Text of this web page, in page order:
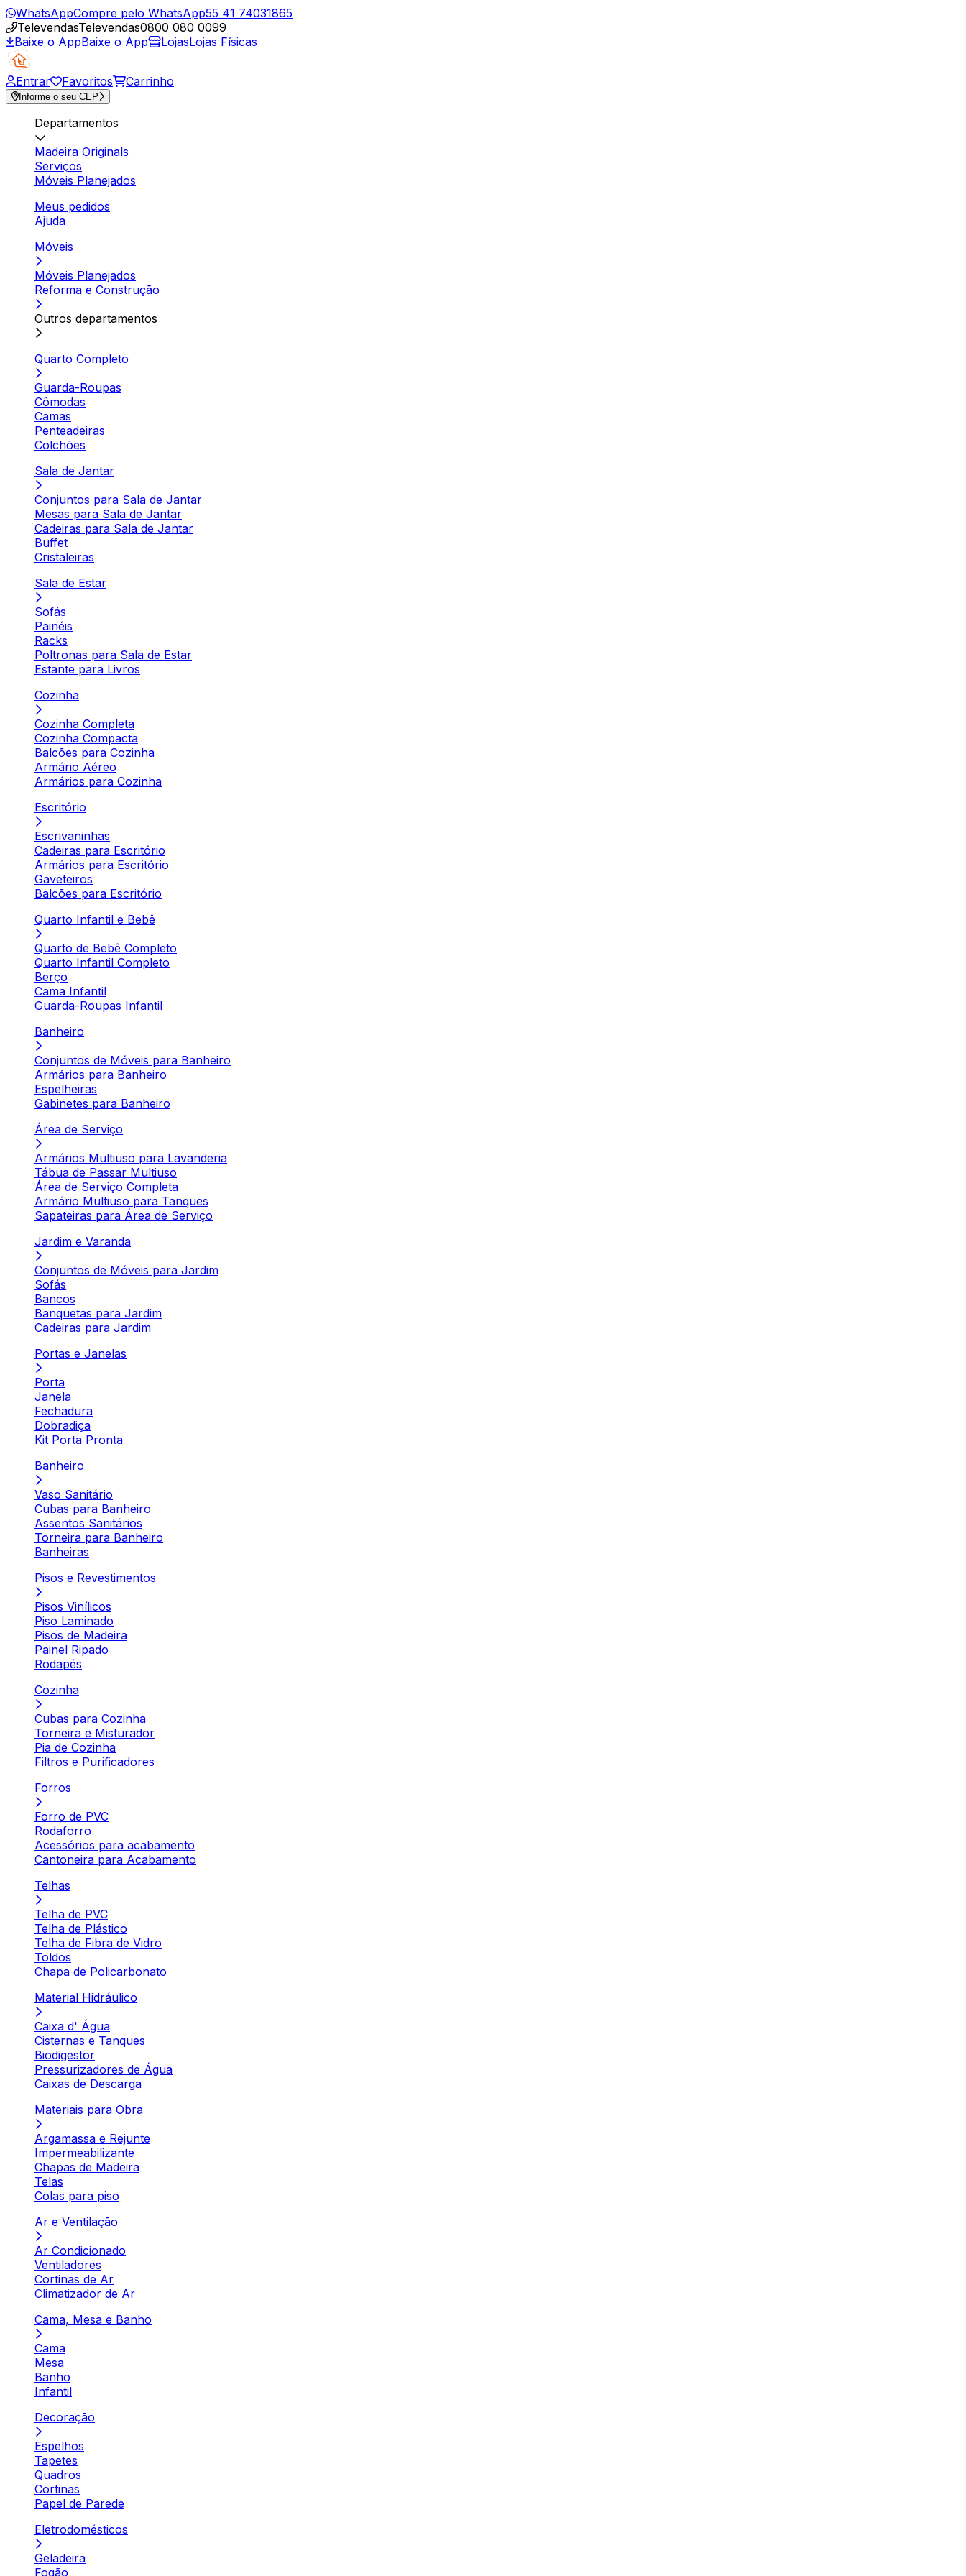
WhatsAppCompre pelo WhatsApp55 41 74031865
TelevendasTelevendas0800 080 0099
Baixe o AppBaixe o App LojasLojas Físicas
Entrar Favoritos Carrinho
Informe o seu CEP
Departamentos
Madeira Originals
Serviços
Móveis Planejados
Meus pedidos
Ajuda
Móveis
Móveis Planejados
Reforma e Construção
Outros departamentos
Quarto Completo
Guarda-Roupas
Cômodas
Camas
Penteadeiras
Colchões
Sala de Jantar
Conjuntos para Sala de Jantar
Mesas para Sala de Jantar
Cadeiras para Sala de Jantar
Buffet
Cristaleiras
Sala de Estar
Sofás
Painéis
Racks
Poltronas para Sala de Estar
Estante para Livros
Cozinha
Cozinha Completa
Cozinha Compacta
Balcões para Cozinha
Armário Aéreo
Armários para Cozinha
Escritório
Escrivaninhas
Cadeiras para Escritório
Armários para Escritório
Gaveteiros
Balcões para Escritório
Quarto Infantil e Bebê
Quarto de Bebê Completo
Quarto Infantil Completo
Berço
Cama Infantil
Guarda-Roupas Infantil
Banheiro
Conjuntos de Móveis para Banheiro
Armários para Banheiro
Espelheiras
Gabinetes para Banheiro
Área de Serviço
Armários Multiuso para Lavanderia
Tábua de Passar Multiuso
Área de Serviço Completa
Armário Multiuso para Tanques
Sapateiras para Área de Serviço
Jardim e Varanda
Conjuntos de Móveis para Jardim
Sofás
Bancos
Banquetas para Jardim
Cadeiras para Jardim
Portas e Janelas
Porta
Janela
Fechadura
Dobradiça
Kit Porta Pronta
Banheiro
Vaso Sanitário
Cubas para Banheiro
Assentos Sanitários
Torneira para Banheiro
Banheiras
Pisos e Revestimentos
Pisos Vinílicos
Piso Laminado
Pisos de Madeira
Painel Ripado
Rodapés
Cozinha
Cubas para Cozinha
Torneira e Misturador
Pia de Cozinha
Filtros e Purificadores
Forros
Forro de PVC
Rodaforro
Acessórios para acabamento
Cantoneira para Acabamento
Telhas
Telha de PVC
Telha de Plástico
Telha de Fibra de Vidro
Toldos
Chapa de Policarbonato
Material Hidráulico
Caixa d' Água
Cisternas e Tanques
Biodigestor
Pressurizadores de Água
Caixas de Descarga
Materiais para Obra
Argamassa e Rejunte
Impermeabilizante
Chapas de Madeira
Telas
Colas para piso
Ar e Ventilação
Ar Condicionado
Ventiladores
Cortinas de Ar
Climatizador de Ar
Cama, Mesa e Banho
Cama
Mesa
Banho
Infantil
Decoração
Espelhos
Tapetes
Quadros
Cortinas
Papel de Parede
Eletrodomésticos
Geladeira
Fogão